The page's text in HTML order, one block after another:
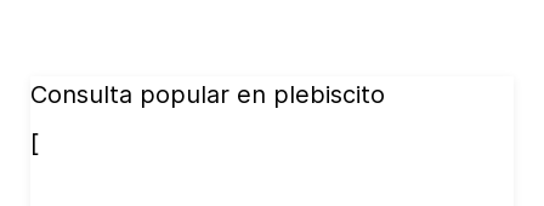
Consulta popular en plebiscito
[